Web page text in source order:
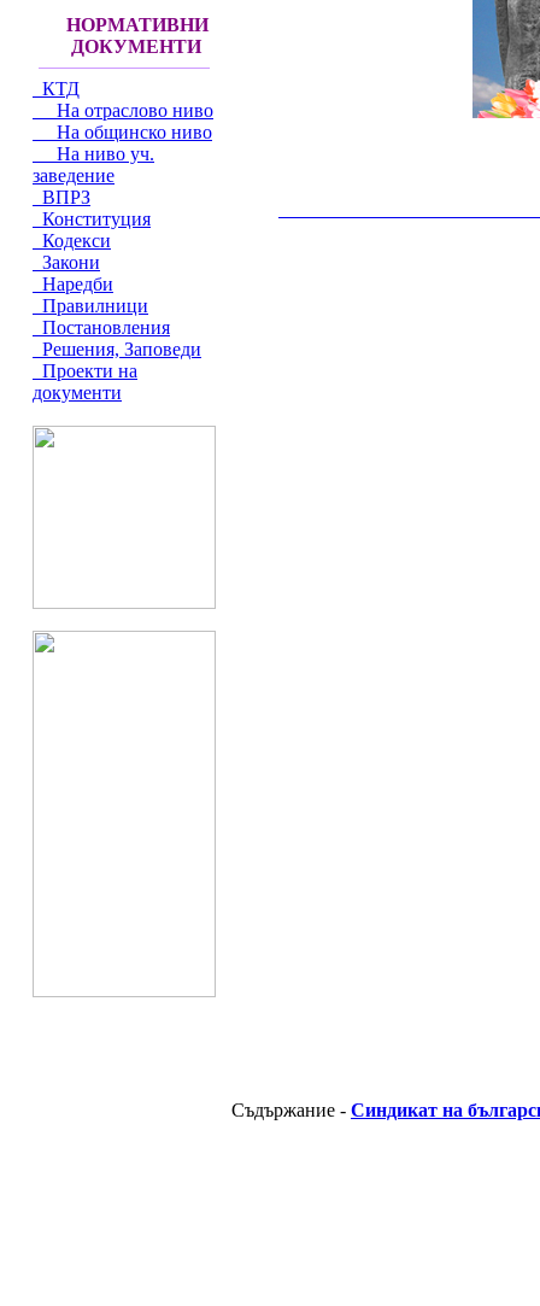
НОРМАТИВНИ
ДОКУМЕНТИ
КТД
На отраслово ниво
На общинско ниво
На ниво уч.
заведение
ВПРЗ
Конституция
Кодекси
Закони
Наредби
Правилници
Постановления
Решения, Заповеди
Проекти на
документи
Съдържание - Синдикат на